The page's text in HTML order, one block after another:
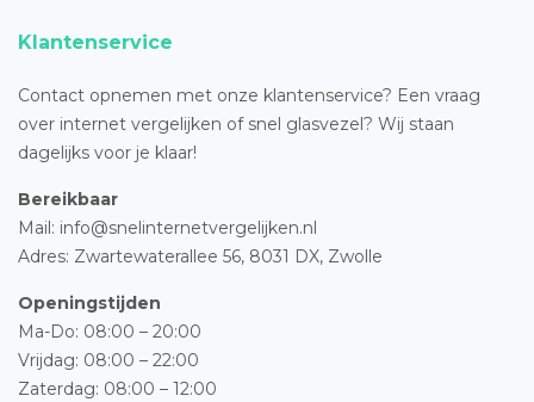
Klantenservice
Contact opnemen met onze klantenservice? Een vraag
over internet vergelijken of snel glasvezel? Wij staan
dagelijks voor je klaar!
Bereikbaar
Mail: info@snelinternetvergelijken.nl
Adres: Zwartewaterallee 56, 8031 DX, Zwolle
Openingstijden
Ma-Do: 08:00 – 20:00
Vrijdag: 08:00 – 22:00
Zaterdag: 08:00 – 12:00